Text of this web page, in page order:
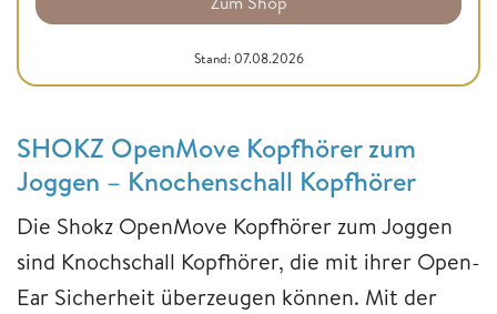
Stand: 07.08.2026
SHOKZ OpenMove Kopfhörer zum
Joggen – Knochenschall Kopfhörer
Die Shokz OpenMove Kopfhörer zum Joggen
sind Knochschall Kopfhörer, die mit ihrer Open-
Ear Sicherheit überzeugen können. Mit der